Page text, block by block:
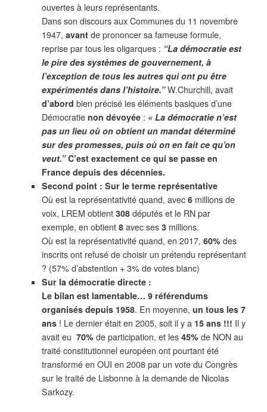
ouvertes à leurs représentants.
Dans son discours aux Communes du 11 novembre
1947, avant de prononcer sa fameuse formule,
reprise par tous les oligarques : “La démocratie est
le pire des systèmes de gouvernement, à
l’exception de tous les autres qui ont pu être
expérimentés dans l’histoire.” W.Churchill, avait
d’abord bien précisé les éléments basiques d’une
Démocratie non dévoyée: « La démocratie n’est
pas un lieu où on obtient un mandat déterminé
sur des promesses, puis où on en fait ce qu’on
veut.”C’est exactement ce qui se passe en
France depuis des décennies.
Second point : Sur le terme représentative
Où est la représentativité quand, avec 6millions de
voix, LREM obtient 308députés et le RN par
exemple, en obtient 8 avec ses 3millions.
Où est la représentativité quand, en 2017, 60%des
inscrits ont refusé de choisir un prétendu représentant
? (57% d’abstention + 3% de votes blanc)
Sur la démocratie directe :
Le bilan est lamentable… 9 référendums
organisés depuis 1958. En moyenne, un tous les 7
ans! Le dernier était en 2005, soit il y a 15 ans !!! Il y
avait eu 70%de participation, et les 45%de NON au
traité constitutionnel européen ont pourtant été
transformé en OUI en 2008 par un vote du Congrès
sur le traité de Lisbonne à la demande de Nicolas
Sarkozy.